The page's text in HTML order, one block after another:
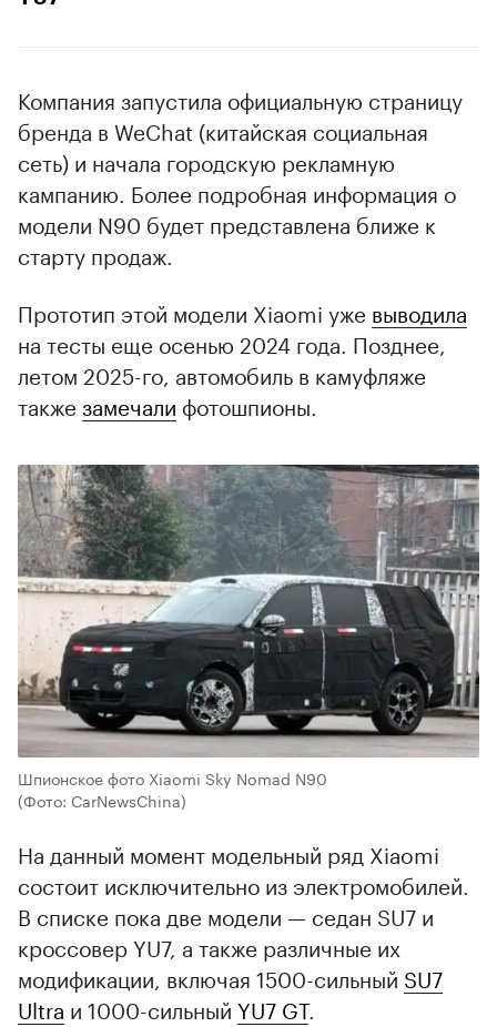
Компания запустила официальную страницу
бренда в WeChat (китайская социальная
сеть) и начала городскую рекламную
кампанию. Более подробная информация о
модели N90 будет представлена ближе к
старту продаж.
Прототип этой модели Xiaomi уже выводила
на тесты еще осенью 2024 года. Позднее,
летом 2025-го, автомобиль в камуфляже
также замечали фотошпионы.
Шпионское фото Xiaomi Sky Nomad N90
(Фото: CarNewsChina)
На данный момент модельный ряд Xiaomi
состоит исключительно из электромобилей.
В списке пока две модели — седан SU7 и
кроссовер YU7, а также различные их
модификации, включая 1500-сильный SU7
Ultra и 1000-сильный YU7 GT.